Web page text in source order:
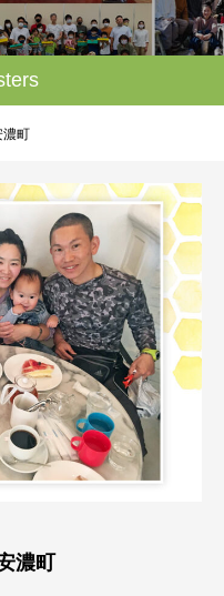
濃町
濃町